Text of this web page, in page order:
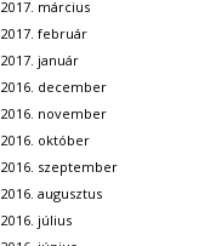
2017. március
2017. február
2017. január
2016. december
2016. november
2016. október
2016. szeptember
2016. augusztus
2016. július